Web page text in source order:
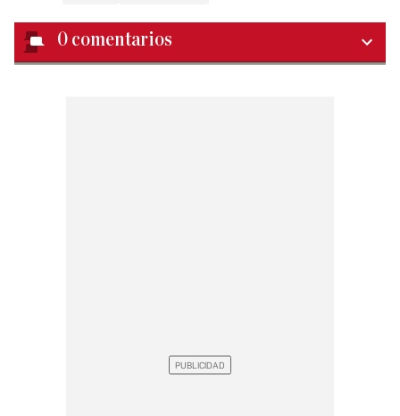
0 comentarios